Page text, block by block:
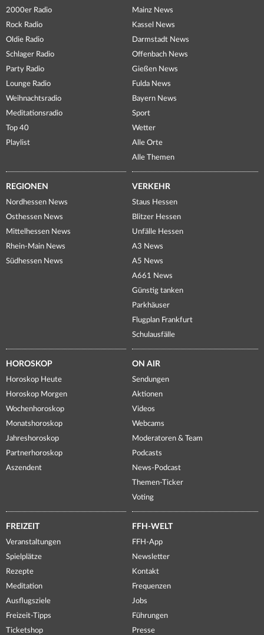
2000er Radio
Rock Radio
Oldie Radio
Schlager Radio
Party Radio
Lounge Radio
Weihnachtsradio
Meditationsradio
Top 40
Playlist
Mainz News
Kassel News
Darmstadt News
Offenbach News
Gießen News
Fulda News
Bayern News
Sport
Wetter
Alle Orte
Alle Themen
REGIONEN
Nordhessen News
Osthessen News
Mittelhessen News
Rhein-Main News
Südhessen News
VERKEHR
Staus Hessen
Blitzer Hessen
Unfälle Hessen
A3 News
A5 News
A661 News
Günstig tanken
Parkhäuser
Flugplan Frankfurt
Schulausfälle
HOROSKOP
Horoskop Heute
Horoskop Morgen
Wochenhoroskop
Monatshoroskop
Jahreshoroskop
Partnerhoroskop
Aszendent
ON AIR
Sendungen
Aktionen
Videos
Webcams
Moderatoren & Team
Podcasts
News-Podcast
Themen-Ticker
Voting
FREIZEIT
Veranstaltungen
Spielplätze
Rezepte
Meditation
Ausflugsziele
Freizeit-Tipps
Ticketshop
FFH-WELT
FFH-App
Newsletter
Kontakt
Frequenzen
Jobs
Führungen
Presse